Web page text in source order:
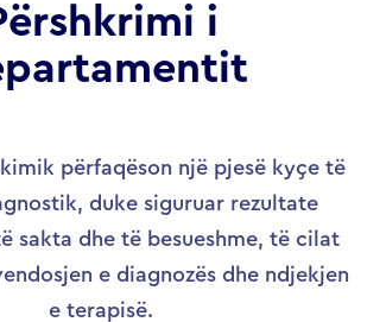
i
përfaqëson një pjesë kyçe të
duke siguruar rezultate
sakta dhe të besueshme, të cilat
e diagnozës dhe ndjekjen
e terapisë.